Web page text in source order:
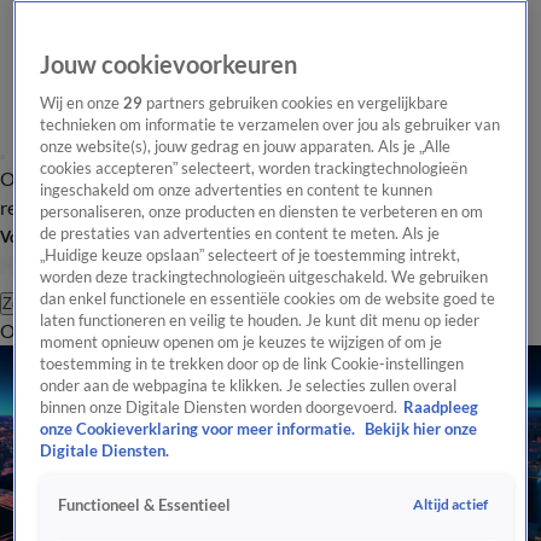
Overzicht Laatste nieuws Regionieuws Het beste van Hart
Tip de
redactie
Volg Hart van Nederland
Zoeken
OverzichtRegioUitzendingenWeerTip de redactiePanelVideo's
Jouw cookievoorkeuren
Wij en onze29 partners gebruiken cookies en vergelijkbare
technieken om informatie te verzamelen over jou als gebruiker van
onze website(s), jouw gedrag en jouw apparaten. Als je „Alle
cookies accepteren” selecteert, worden trackingtechnologieën
ingeschakeld om onze advertenties en content te kunnen
personaliseren, onze producten en diensten te verbeteren en om
de prestaties van advertenties en content te meten. Als je
„Huidige keuze opslaan” selecteert of je toestemming intrekt,
worden deze trackingtechnologieën uitgeschakeld. We gebruiken
dan enkel functionele en essentiële cookies om de website goed te
laten functioneren en veilig te houden. Je kunt dit menu op ieder
moment opnieuw openen om je keuzes te wijzigen of om je
toestemming in te trekken door op de link Cookie-instellingen
onder aan de webpagina te klikken. Je selecties zullen overal
binnen onze Digitale Diensten worden doorgevoerd. Raadpleeg
onze Cookieverklaring voor meer informatie.
Bekijk hier onze
Digitale Diensten.
Functioneel & Essentieel Altijd actief